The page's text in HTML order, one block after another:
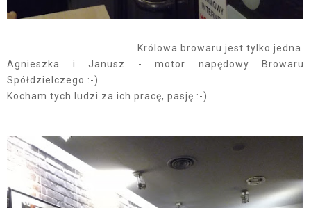
Królowa browaru jest tylko jedna
Agnieszka i Janusz - motor napędowy Browaru
Spółdzielczego :-)
Kocham tych ludzi za ich pracę, pasję :-)